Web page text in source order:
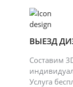
ВЫЕЗД
Составим
Услуга